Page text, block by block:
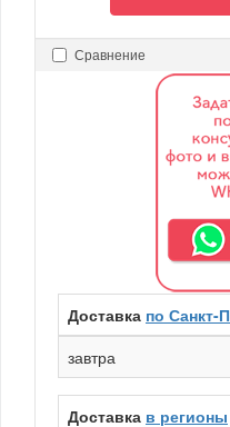
Сравнение
Доставка по Санкт-
завтра
Доставка в регионы